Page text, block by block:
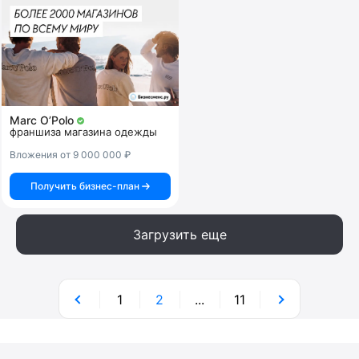
Marc O’Polo
франшиза магазина одежды
Вложения от 9 000 000 ₽
Получить бизнес-план
Загрузить еще
1 2 ... 11